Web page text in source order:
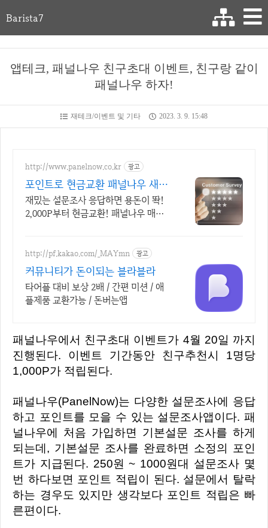
Barista7
앱테크, 패널나우 친구초대 이벤트, 친구랑 같이
패널나우 하자!
재테크/이벤트 및 기타 2023. 3. 9. 15:48
http://www.panelnow.co.kr 광고
포인트로 현금교환 패널나우 새로
운 설문이 도착했어요!
재밌는 설문조사 응답하면 용돈이 똭!
2,000P부터 현금교환! 패널나우 매일
http://pf.kakao.com/_MAYmn 광고
커뮤니티가 돈이되는 블라블라
타어플 대비 보상 2배 / 간편 미션 / 애
플제품 교환가능 / 돈버는앱
패널나우에서 친구초대 이벤트가 4월 20일 까지
진행된다. 이벤트 기간동안 친구추천시 1명당
1,000P가 적립된다.
패널나우(PanelNow)는 다양한 설문조사에 응답
하고 포인트를 모을 수 있는 설문조사앱이다. 패
널나우에 처음 가입하면 기본설문 조사를 하게
되는데, 기본설문 조사를 완료하면 소정의 포인
트가 지급된다. 250원 ~ 1000원대 설문조사 몇
번 하다보면 포인트 적립이 된다. 설문에서 탈락
하는 경우도 있지만 생각보다 포인트 적립은 빠
른편이다.